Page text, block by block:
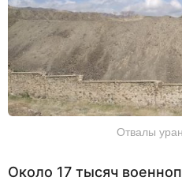
Отвалы
Около 17 тысяч